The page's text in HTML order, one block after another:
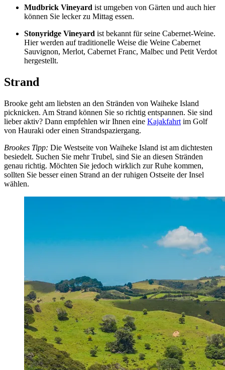
Mudbrick Vineyard ist umgeben von Gärten und auch hier
können Sie lecker zu Mittag essen.
Stonyridge Vineyard ist bekannt für seine Cabernet-Weine.
Hier werden auf traditionelle Weise die Weine Cabernet
Sauvignon, Merlot, Cabernet Franc, Malbec und Petit Verdot
hergestellt.
Strand
Brooke geht am liebsten an den Stränden von Waiheke Island
picknicken. Am Strand können Sie so richtig entspannen. Sie sind
lieber aktiv? Dann empfehlen wir Ihnen eine Kajakfahrt im Golf
von Hauraki oder einen Strandspaziergang.
Brookes Tipp: Die Westseite von Waiheke Island ist am dichtesten
besiedelt. Suchen Sie mehr Trubel, sind Sie an diesen Stränden
genau richtig. Möchten Sie jedoch wirklich zur Ruhe kommen,
sollten Sie besser einen Strand an der ruhigen Ostseite der Insel
wählen.